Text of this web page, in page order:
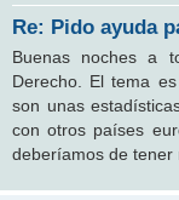
Re: Pido ayuda
Buenas noches a
Derecho. El tema
son unas
con otros países
deberíamos de tener